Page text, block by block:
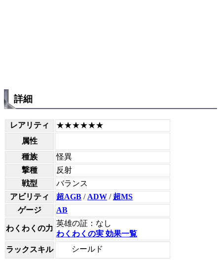
詳細
レアリティ
★★★★★★
属性
種族
怪異
撃種
反射
戦型
バランス
アビリティ
超AGB / ADW / 超MS
ゲージ
AB
わくわくの力
英雄の証：なし
わくわくの実 効果一覧
ラックスキル
シールド